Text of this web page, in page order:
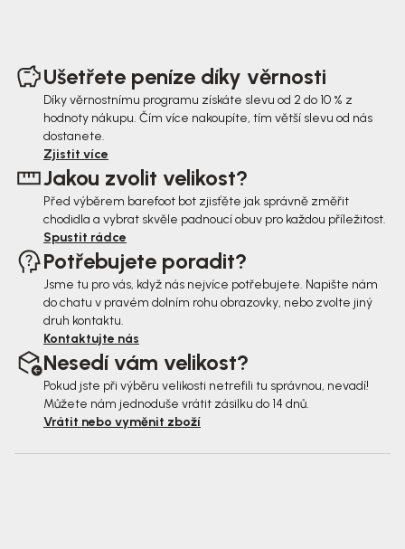
Ušetřete peníze díky věrnosti
Díky věrnostnímu programu získáte slevu od 2 do 10 % z
hodnoty nákupu. Čím více nakoupíte, tím větší slevu od nás
dostanete.
Zjistit více
Jakou zvolit velikost?
Před výběrem barefoot bot zjisťěte jak správně změřit
chodidla a vybrat skvěle padnoucí obuv pro každou příležitost.
Spustit rádce
Potřebujete poradit?
Jsme tu pro vás, když nás nejvíce potřebujete. Napište nám
do chatu v pravém dolním rohu obrazovky, nebo zvolte jiný
druh kontaktu.
Kontaktujte nás
Nesedí vám velikost?
Pokud jste při výběru velikosti netrefili tu správnou, nevadí!
Můžete nám jednoduše vrátit zásilku do 14 dnů.
Vrátit nebo vyměnit zboží